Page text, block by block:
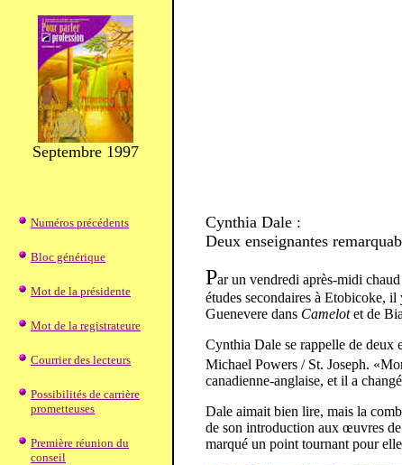
Septembre 1997
Numéros précédents
Bloc générique
Mot de la présidente
Mot de la registrateure
Courrier des lecteurs
Possibilités de carrière
prometteuses
Première réunion du
conseil
Cynthia Dale :
Deux enseignantes
Par un vendredi après-midi
études secondaires à Etobicoke,
Guenevere dans Camelotet de
Cynthia Dale se rappelle de deux
Michael Powers / St. Joseph.
canadienne-anglaise, et il a
Dale aimait bien lire, mais la
de son introduction aux œuvres
marqué un point tournant pour